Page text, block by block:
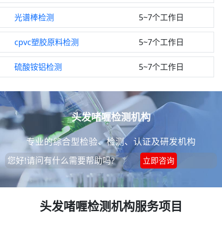
光谱棒检测 5~7个工作日
cpvc塑胶原料检测 5~7个工作日
硫酸铵铝检测 5~7个工作日
头发啫喱检测机构
专业的综合型检验、检测、认证及研发机构
您好!请问有什么需要帮助吗? 立即咨询
头发啫喱检测机构服务项目